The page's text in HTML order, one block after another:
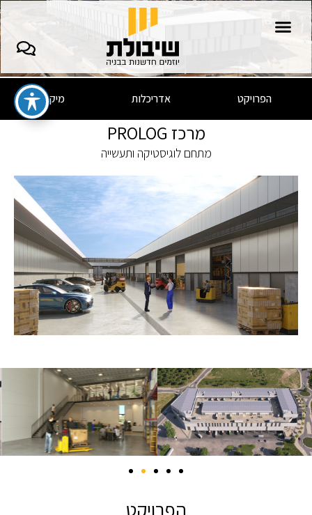
הפרויקט אדריכלות מיקום
מרכז PROLOG
מתחם לוגיסטיקה ותעשייה
הפרויקט